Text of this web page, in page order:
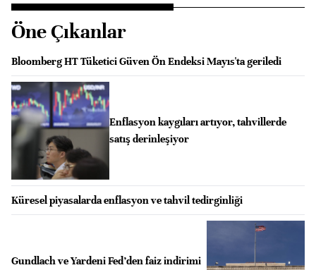
Öne Çıkanlar
Bloomberg HT Tüketici Güven Ön Endeksi Mayıs'ta geriledi
Enflasyon kaygıları artıyor, tahvillerde
satış derinleşiyor
Küresel piyasalarda enflasyon ve tahvil tedirginliği
Gundlach ve Yardeni Fed’den faiz indirimi